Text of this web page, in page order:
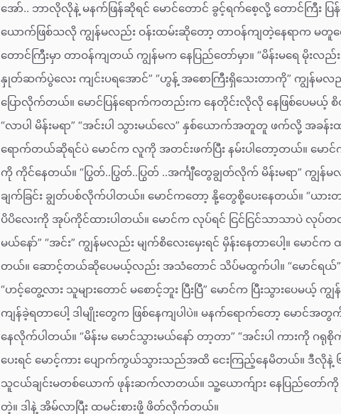
အော်.. ဘာလိုလိုနဲ့ မနက်ဖြန်ဆိုရင် မောင်တောင် ခွင့်ရက်စေ့လို့ တောင်ကြီး ပြ
ယောက်ဖြစ်သလို ကျွန်မလည်း ဝန်းထမ်းဆိုတော့ တာဝန်ကျတဲ့နေရာက မတူတ
တောင်ကြီးမှာ တာဝန်ကျတယ် ကျွန်မက နေပြည်တော်မှာ။ “မိန်းမရေ မိုးလ
နှုတ်ဆက်ပွဲလေး ကျင်းပရအောင်” “ဟွန့် အစောကြီးရှိသေးတာကို” ကျွန်မလည်း
ပြောလိုက်တယ်။ မောင်ပြန်ရောက်ကတည်းက နေတိုင်းလိုလို နေဖြစ်ပေမယ့်
“လာပါ မိန်းမရာ” “အင်းပါ သွားမယ်လေ” နှစ်ယောက်အတူတူ ဖက်လို့ အခ
ရောက်တယ်ဆိုရင်ပဲ မောင်က လူကို အတင်းဖက်ပြီး နမ်းပါတော့တယ်။ မောင်
ကို ကိုင်နေတယ်။ “ပြွတ်..ပြွတ်..ပြွတ် ..အင်္ကျီတွေချွတ်လိုက် မိန်းမရာ” ကျွန်မ
ချက်ခြင်း ချွတ်ပစ်လိုက်ပါတယ်။ မောင်ကတော့ နို့တွေစို့ပေးနေတယ်။ “ယ
ပိပိလေးကို အုပ်ကိုင်ထားပါတယ်။ မောင်က လုပ်ရင် ငြင်ငြင်သာသာပဲ လု
မယ်နော်” “အင်း” ကျွန်မလည်း မျက်စိလေးမှေးရင် မှိန်းနေတာပေါ့။ မော
တယ်။ ဆောင့်တယ်ဆိုပေမယ့်လည်း အသံတောင် သိပ်မထွက်ပါ။ “မောင်ရယ်” “မိန်
“ဟင့်တွေ့လား သူများတောင် မစောင့်ဘူး ပြီးပြီ” မောင်က ပြီးသွားပေမယ့်
ကျန်ခဲ့ရတာပေါ့ ဒါမျိုးတွေက ဖြစ်နေကျပါပဲ။ မနက်ရောက်တော့ မောင်အတွ
နေလိုက်ပါတယ်။ “မိန်းမ မောင်သွားမယ်နော် တာ့တာ” “အင်းပါ ကားကို ဂရုစိုက်
ပေးရင် မောင့်ကား ပျောက်ကွယ်သွားသည်အထိ ငေးကြည့်နေမိတယ်။ ဒီလို
သူငယ်ချင်းမတစ်ယောက် ဖုန်းဆက်လာတယ်။ သူ့ယောက်ျား နေပြည်တော်ကို
တဲ့။ ဒါနဲ့ အိမ်လာပြီး ထမင်းစားဖို့ ဖိတ်လိုက်တယ်။